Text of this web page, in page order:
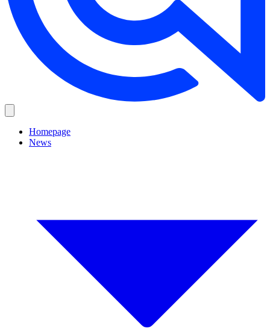
Homepage
News